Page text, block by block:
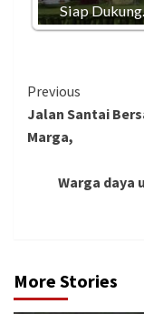
Siap
Continue
Reading
Previous
Jalan Santai
Marga,
Warga daya
More Stories